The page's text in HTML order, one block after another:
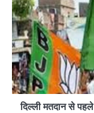
दिल्ली मतदान से